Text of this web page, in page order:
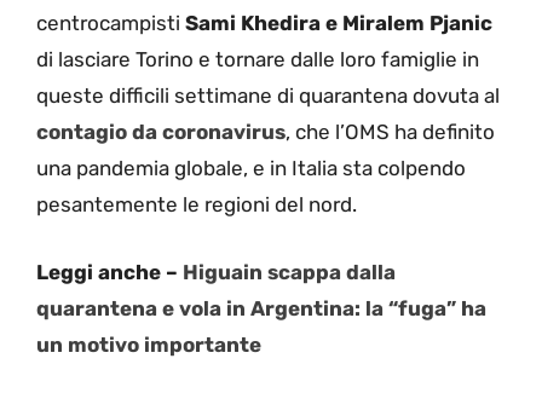
centrocampisti Sami Khedira e Miralem Pjanic
di lasciare Torino e tornare dalle loro famiglie in
queste difficili settimane di quarantena dovuta al
contagio da coronavirus, che l’OMS ha definito
una pandemia globale, e in Italia sta colpendo
pesantemente le regioni del nord.
Leggi anche – Higuain scappa dalla
quarantena e vola in Argentina: la “fuga” ha
un motivo importante